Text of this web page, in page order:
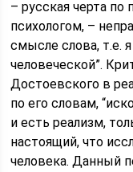
– русская черта
психологом, –
смысле слова, т.е.
человеческой”.
Достоевского в
по его словам,
и есть реализм,
настоящий, что
человека. Данный